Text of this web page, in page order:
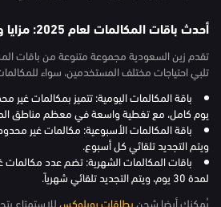
أحدث باقات المكالمات لعام 2025: مزايا وأسعار تنافسية
تقدم زين السعودية مجموعة متنوعة من باقات
تلبي احتياجات مختلف المستخدمين، سواء
باقة المكالمات اليومية: تتميز بمكالمات
يوم كامل، مع تغطية واسعة في معظم مناطق
ويتم التجديد تلقائي كل أسبوع.
باقات المكالمات الشهرية: تضم عدد
لمدة 30 يوم، ويتم التجديد تلقائي شهرياً.
يُمكنك أيضا شحنبطاقات روبلوكسللاستمتاع